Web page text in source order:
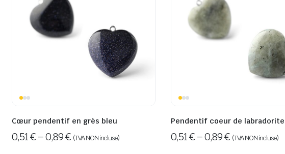
Cœur pendentif en grès bleu
0,51€–0,89€ (TVA NON incluse)
Pendentif coeur de labradorite
0,51€ –0,89€ (TVA NON incluse)